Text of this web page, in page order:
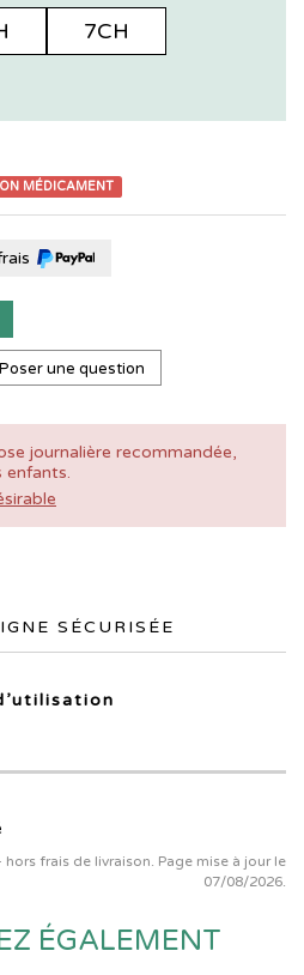
7CH
MÉDICAMENT
Poser une question
journalière recommandée,
enfants.
SÉCURISÉE
hors frais de livraison. Page mise à jour le
07/08/2026.
ÉGALEMENT